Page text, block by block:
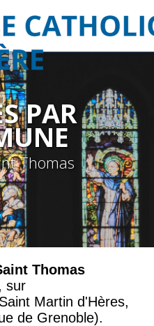
PAR
Thomas
Thomas
sur
Saint Martin d'Hères,
de Grenoble).